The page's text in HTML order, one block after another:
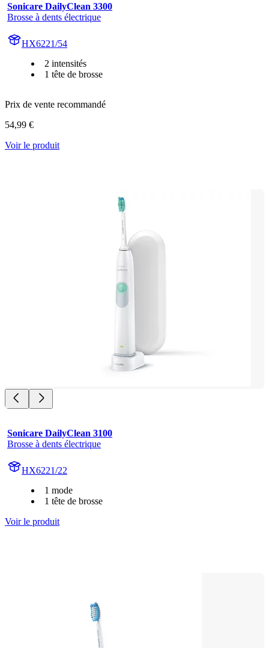
Sonicare DailyClean 3300
Brosse à dents électrique
HX6221/54
2 intensités
1 tête de brosse
Prix de vente recommandé
54,99 €
Voir le produit
Sonicare DailyClean 3100
Brosse à dents électrique
HX6221/22
1 mode
1 tête de brosse
Voir le produit